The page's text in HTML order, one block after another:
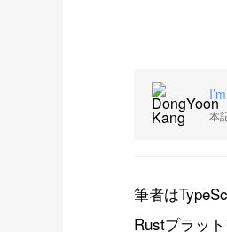
本
筆者は
Rustプラッ